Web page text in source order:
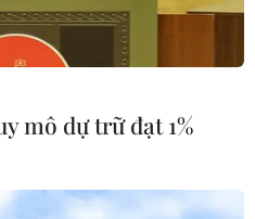
cận mới cho bài toán bảo
mô dự trữ đạt 1%